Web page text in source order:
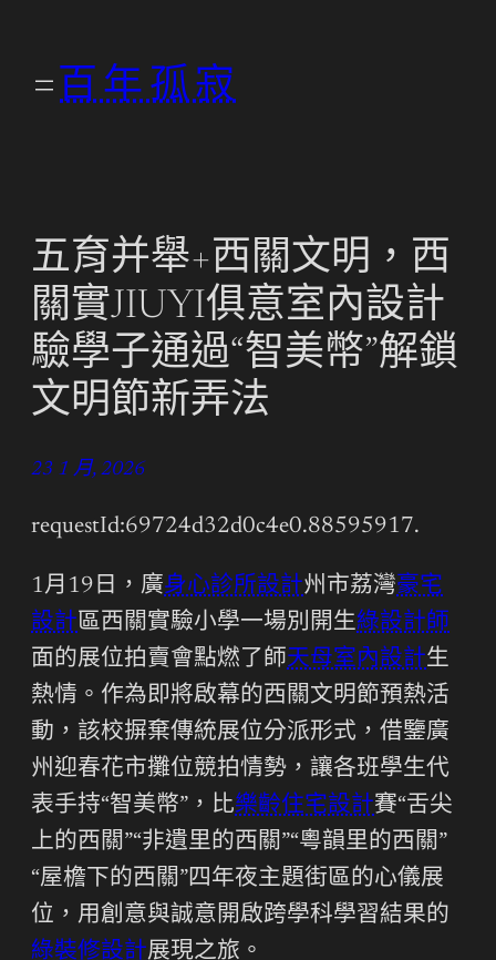
百年孤寂
五育并舉+西關文明，西
關實JIUYI俱意室內設計
驗學子通過“智美幣”解鎖
文明節新弄法
23 1 月, 2026
requestId:69724d32d0c4e0.88595917.
1月19日，廣身心診所設計州市荔灣豪宅
設計區西關實驗小學一場別開生綠設計師
面的展位拍賣會點燃了師天母室內設計生
熱情。作為即將啟幕的西關文明節預熱活
動，該校摒棄傳統展位分派形式，借鑒廣
州迎春花市攤位競拍情勢，讓各班學生代
表手持“智美幣”，比樂齡住宅設計賽“舌尖
上的西關”“非遺里的西關”“粵韻里的西關”
“屋檐下的西關”四年夜主題街區的心儀展
位，用創意與誠意開啟跨學科學習結果的
綠裝修設計展現之旅。